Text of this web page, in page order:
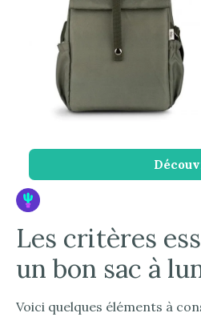
Les critères
un bon sac à
Voici quelques éléments à